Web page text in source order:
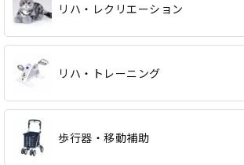
リハ・レクリエーション
リハ・トレーニング
歩行器・移動補助